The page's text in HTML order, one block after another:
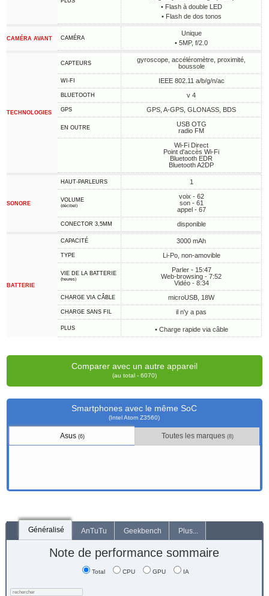
• Flash à double LED
• Flash de dos tonos
CAMÉRA AVANT CAMÉRA
Unique
• 5MP, f/2.0
TECHNOLOGIES
CAPTEURS
gyroscope, accéléromètre, proximité,
boussole
WI-FI IEEE 802.11 a/b/g/n/ac
BLUETOOTH v 4
GPS GPS, A-GPS, GLONASS, BDS
EN OUTRE
USB OTG
radio FM
Wi-Fi Direct
Point d'accès Wi-Fi
Bluetooth EDR
Bluetooth A2DP
SONORE
HAUT-PARLEURS 1
VOLUME
(décibel)
voix - 62
son - 61
appel - 67
CONECTOR 3,5MM disponible
BATTERIE
CAPACITÉ 3000 mAh
TYPE Li-Po, non-amovible
VIE DE LA BATTERIE
(heures)
Parler - 15:47
Web-browsing - 7:52
Vidéo - 8:34
CHARGE VIA CÂBLE microUSB, 18W
CHARGE SANS FIL il n'y a pas
PLUS • Charge rapide via câble
Comparer avec un autre appareil
(au total - 6070)
Smartphones avec le même SoC
(Intel Atom Z3560)
Asus (6) Toutes les marques (8)
Généralisé AnTuTu Geekbench Plus...
Note de performance sommaire
Total CPU GPU IA